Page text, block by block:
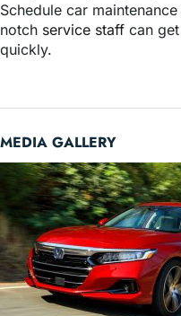
Schedule car
notch service staff can
quickly.
MEDIA GALLERY